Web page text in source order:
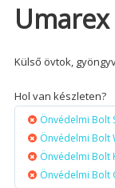
Umarex
Külső övtok,
Hol van készleten?
Önvédelmi Bolt
Önvédelmi Bolt
Önvédelmi Bolt
Önvédelmi Bolt